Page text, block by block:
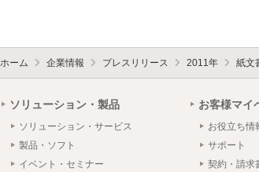
ホーム 企業情報 プレスリリース 2011年 紙文
ソリューション・製品
ソリューション・サービス
製品・ソフト
イベント・セミナー
お客様マイ
お役立ち情
サポート
契約・請求